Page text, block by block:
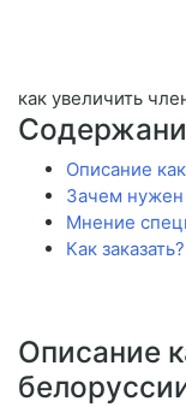
как увеличить
Описание
Зачем нужен
Мнение
Как заказать?
Описание